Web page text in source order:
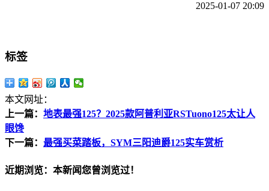
2025-01-07 20:09
标签
本文网址：
上一篇： 地表最强125？2025款阿普利亚RSTuono125太让人
眼馋
下一篇： 最强买菜踏板，SYM三阳迪爵125实车赏析
近期浏览：本新闻您曾浏览过！